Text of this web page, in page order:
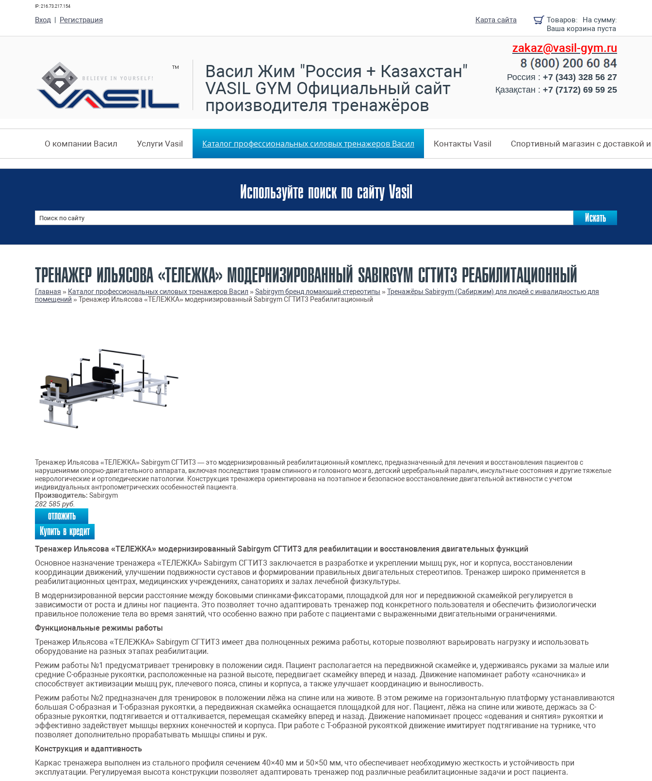
IP: 216.73.217.154
Товаров:
На сумму:
Ваша корзина пуста
Карта сайта
Вход | Регистрация
zakaz@vasil-gym.ru
Россия : +7 (343) 328 56 27
Қазақстан : +7 (7172) 69 59 25
Васил Жим "Россия + Казахстан"
VASIL GYM Официальный сайт
производителя тренажёров
О компании Васил Услуги Vasil Каталог профессиональных силовых тренажеров Васил Контакты Vasil Спортивный магазин с доставкой
Используйте поиск по сайту Vasil
ТРЕНАЖЕР ИЛЬЯСОВА «ТЕЛЕЖКА» МОДЕРНИЗИРОВАННЫЙ SABIRGYM СГТИТ3 РЕАБИЛИТАЦИОННЫЙ
Главная » Каталог профессиональных силовых тренажеров Васил »Sabirgym бренд ломающий стереотипы »Тренажёры Sabirgym (Сабиржим) для людей с инвалидностью для
помещений »Тренажер Ильясова «ТЕЛЕЖКА» модернизированный Sabirgym СГТИТ3 Реабилитационный
Тренажер Ильясова «ТЕЛЕЖКА» Sabirgym СГТИТ3 — это модернизированный реабилитационный комплекс, предназначенный для лечения и восстановления пациентов с
нарушениями опорно-двигательного аппарата, включая последствия травм спинного и головного мозга, детский церебральный паралич, инсультные состояния и другие тяжелые
неврологические и ортопедические патологии. Конструкция тренажера ориентирована на поэтапное и безопасное восстановление двигательной активности с учетом
индивидуальных антропометрических особенностей пациента.
Производитель: Sabirgym
282 585 руб.
отложить
Купить в кредит
Тренажер Ильясова «ТЕЛЕЖКА» модернизированный Sabirgym СГТИТ3 для реабилитации и восстановления двигательных функций
Основное назначение тренажера «ТЕЛЕЖКА» Sabirgym СГТИТ3 заключается в разработке и укреплении мышц рук, ног и корпуса, восстановлении
координации движений, улучшении подвижности суставов и формировании правильных двигательных стереотипов. Тренажер широко применяется в
реабилитационных центрах, медицинских учреждениях, санаториях и залах лечебной физкультуры.
В модернизированной версии расстояние между боковыми спинками-фиксаторами, площадкой для ног и передвижной скамейкой регулируется в
зависимости от роста и длины ног пациента. Это позволяет точно адаптировать тренажер под конкретного пользователя и обеспечить физиологически
правильное положение тела во время занятий, что особенно важно при работе с пациентами с выраженными двигательными ограничениями.
Функциональные режимы работы
Тренажер Ильясова «ТЕЛЕЖКА» Sabirgym СГТИТ3 имеет два полноценных режима работы, которые позволяют варьировать нагрузку и использовать
оборудование на разных этапах реабилитации.
Режим работы №1 предусматривает тренировку в положении сидя. Пациент располагается на передвижной скамейке и, удерживаясь руками за малые или
средние С-образные рукоятки, расположенные на разной высоте, передвигает скамейку вперед и назад. Движение напоминает работу «саночника» и
способствует активизации мышц рук, плечевого пояса, спины и корпуса, а также улучшает координацию и выносливость.
Режим работы №2 предназначен для тренировок в положении лёжа на спине или на животе. В этом режиме на горизонтальную платформу устанавливаются
большая С-образная и Т-образная рукоятки, а передвижная скамейка оснащается площадкой для ног. Пациент, лёжа на спине или животе, держась за С-
образные рукоятки, подтягивается и отталкивается, перемещая скамейку вперед и назад. Движение напоминает процесс «одевания и снятия» рукоятки и
эффективно задействует мышцы верхних конечностей и корпуса. При работе с Т-образной рукояткой движение имитирует подтягивание на турнике, что
позволяет дополнительно прорабатывать мышцы спины и рук.
Конструкция и адаптивность
Каркас тренажера выполнен из стального профиля сечением 40×40 мм и 50×50 мм, что обеспечивает необходимую жесткость и устойчивость при
эксплуатации. Регулируемая высота конструкции позволяет адаптировать тренажер под различные реабилитационные задачи и рост пациента.